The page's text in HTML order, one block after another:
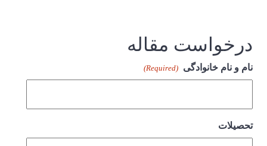
درخواست مقاله
نام و نام خانوادگی (Required)
تحصیلات